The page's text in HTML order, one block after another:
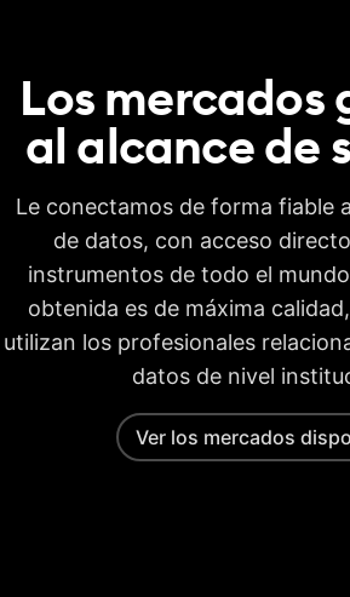
Los mercados
al alcance de
Le conectamos de forma fiable
de datos, con acceso
instrumentos de todo el
obtenida es de máxima
utilizan los profesionales
datos de nivel
Ver los mercados